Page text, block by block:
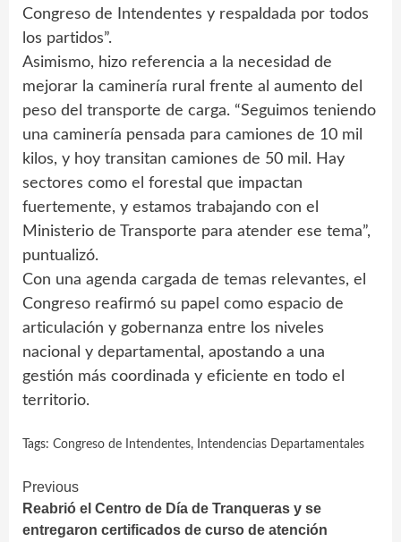
Congreso de Intendentes y respaldada por todos
los partidos”.
Asimismo, hizo referencia a la necesidad de
mejorar la caminería rural frente al aumento del
peso del transporte de carga. “Seguimos teniendo
una caminería pensada para camiones de 10 mil
kilos, y hoy transitan camiones de 50 mil. Hay
sectores como el forestal que impactan
fuertemente, y estamos trabajando con el
Ministerio de Transporte para atender ese tema”,
puntualizó.
Con una agenda cargada de temas relevantes, el
Congreso reafirmó su papel como espacio de
articulación y gobernanza entre los niveles
nacional y departamental, apostando a una
gestión más coordinada y eficiente en todo el
territorio.
Tags: Congreso de Intendentes, Intendencias Departamentales
Continue
Reading
Previous
Reabrió el Centro de Día de Tranqueras y se
entregaron certificados de curso de atención